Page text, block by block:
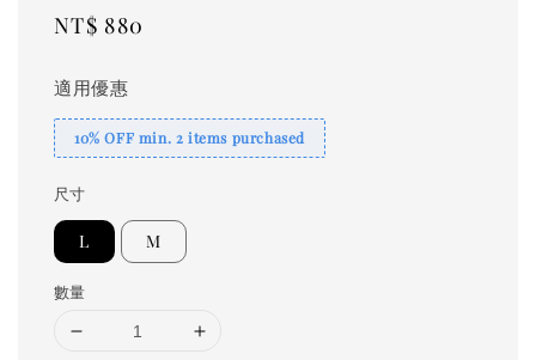
Regular
NT$ 880
適用優惠
10% OFF min. 2 items purchased
尺寸
L M
數量